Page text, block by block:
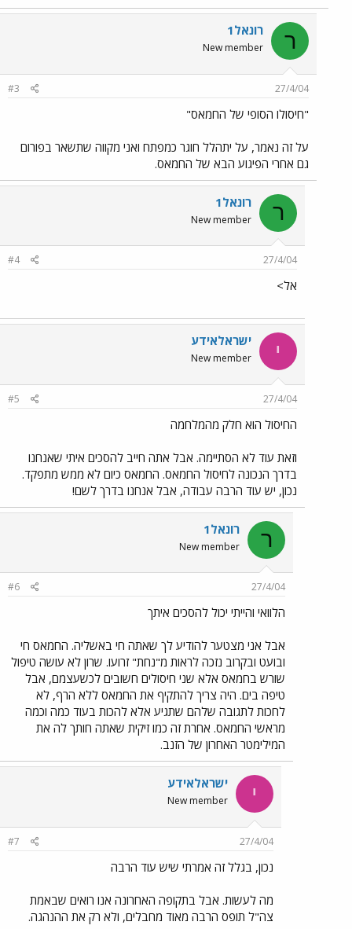
ר רונאל1
New member
27/4/04
#3
"חיסולו הסופי של החמאס"
על זה נאמר, על יתהלל חוגר כמפתח ואני מקווה שתשאר בפורום
גם אחרי הפיגוע הבא של החמאס.
ר רונאל1
New member
27/4/04
#4
אל>
י ישראלאידע
New member
27/4/04
#5
החיסול הוא חלק מהמלחמה
וזאת עוד לא הסתיימה. אבל אתה חייב להסכים איתי שאנחנו
בדרך הנכונה לחיסול החמאס. החמאס כיום לא ממש מתפקד.
נכון, יש עוד הרבה עבודה, אבל אנחנו בדרך לשם!
ר רונאל1
New member
27/4/04
#6
הלוואי והייתי יכול להסכים איתך
אבל אני מצטער להודיע לך שאתה חי באשליה. החמאס חי
ובועט ובקרוב נזכה לראות מ"נחת" זרועו. שרון לא עושה טיפול
שורש בחמאס אלא שני חיסולים חשובים לכשעצמם, אבל
טיפה בים. היה צריך להתקיף את החמאס ללא הרף, לא
לחכות לתגובה שלהם שתגיע אלא להכות בעוד כמה וכמה
מראשי החמאס. אחרת זה כמו זיקית שאתה חותך לה את
המילימטר האחרון של הזנב.
י ישראלאידע
New member
27/4/04
#7
נכון, בגלל זה אמרתי שיש עוד הרבה
מה לעשות. אבל בתקופה האחרונה אנו רואים שבאמת
צה"ל תופס הרבה מאוד מחבלים, ולא רק את ההנהגה.